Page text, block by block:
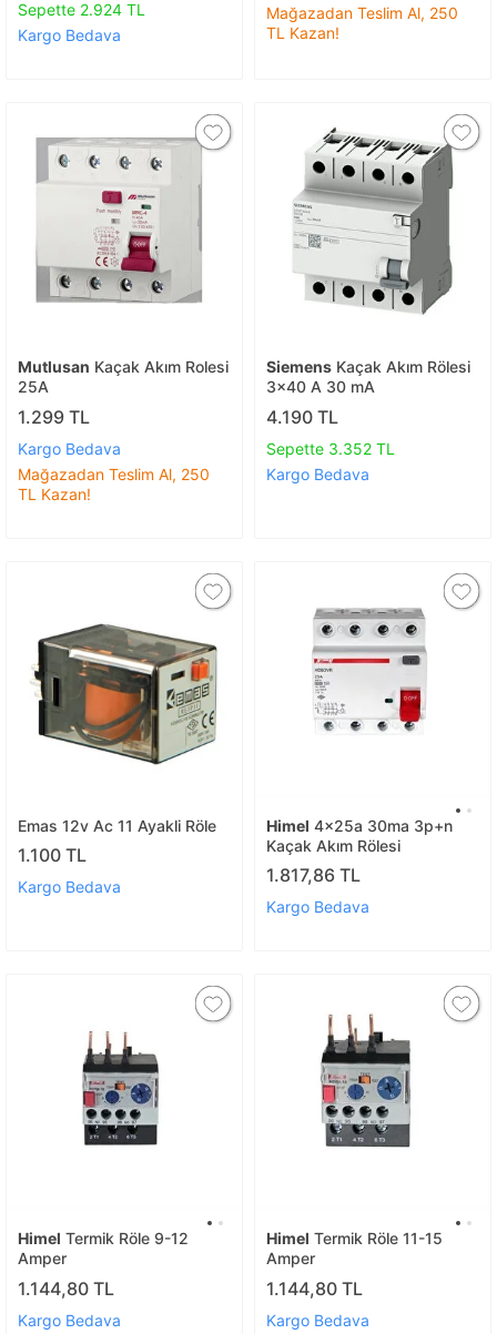
Sepette 2.924 TL
Kargo Bedava
Mağazadan Teslim Al, 250
TL Kazan!
Mutlusan Kaçak Akım Rolesi
25A
1.299 TL
Kargo Bedava
Mağazadan Teslim Al, 250
TL Kazan!
Siemens Kaçak Akım Rölesi
3x40 A 30 mA
4.190 TL
Sepette 3.352 TL
Kargo Bedava
Emas 12v Ac 11 Ayakli Röle
1.100 TL
Kargo Bedava
Himel 4x25a 30ma 3p+n
Kaçak Akım Rölesi
1.817,86 TL
Kargo Bedava
Himel Termik Röle 9-12
Amper
1.144,80 TL
Kargo Bedava
Himel Termik Röle 11-15
Amper
1.144,80 TL
Kargo Bedava